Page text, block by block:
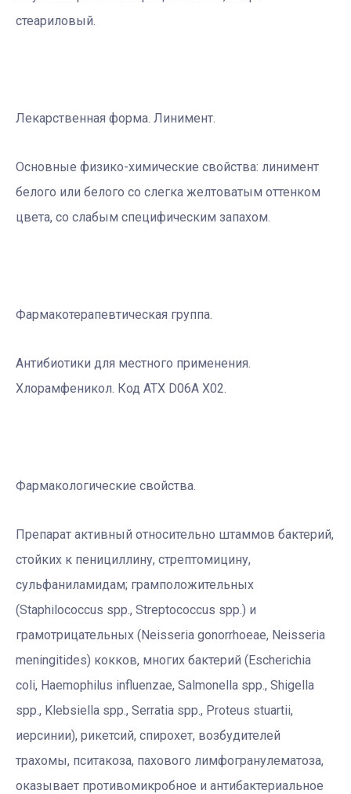
стеариловый.
Лекарственная форма. Линимент.
Основные физико-химические свойства: линимент
белого или белого со слегка желтоватым оттенком
цвета, со слабым специфическим запахом.
Фармакотерапевтическая группа.
Aнтибиотики для местного применения.
Хлорамфеникол. Код АТХ D06A X02.
Фармакологические свойства.
Препарат активный относительно штаммов бактерий,
стойких к пенициллину, стрептомицину,
сульфаниламидам; грамположительных
(Staphilococcus spp., Streptococcus spp.) и
грамотрицательных (Neisseria gonorrhoeae, Neisseria
meningitides) кокков, многих бактерий (Escherichia
coli, Haemophilus influenzae, Salmonella spp., Shigella
spp., Klebsiella spp., Serratia spp., Proteus stuartii,
иерсинии), рикетсий, спирохет, возбудителей
трахомы, пситакоза, пахового лимфогранулематоза,
оказывает противомикробное и антибактериальное